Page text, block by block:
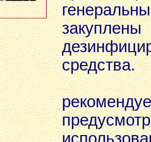
закуплены
средства.